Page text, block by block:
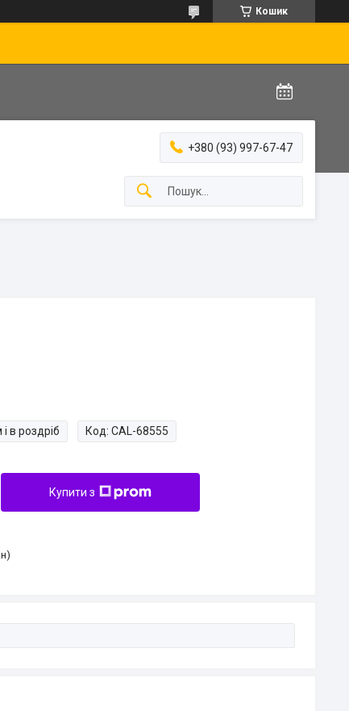
Кошик
+380 (93) 997-67-47
в роздріб Код: CAL-68555
Купити з